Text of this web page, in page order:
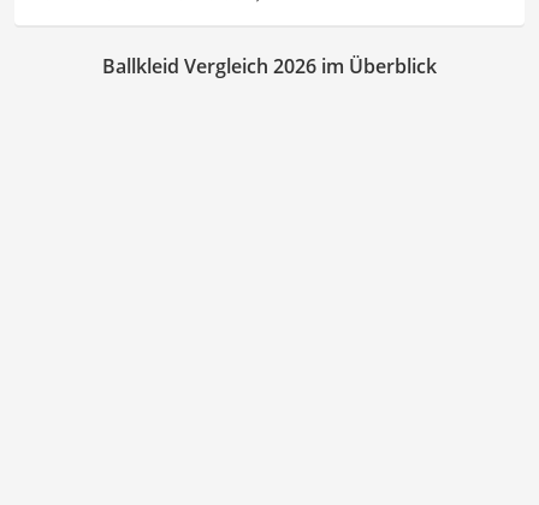
Ballkleid Vergleich 2026 im Überblick